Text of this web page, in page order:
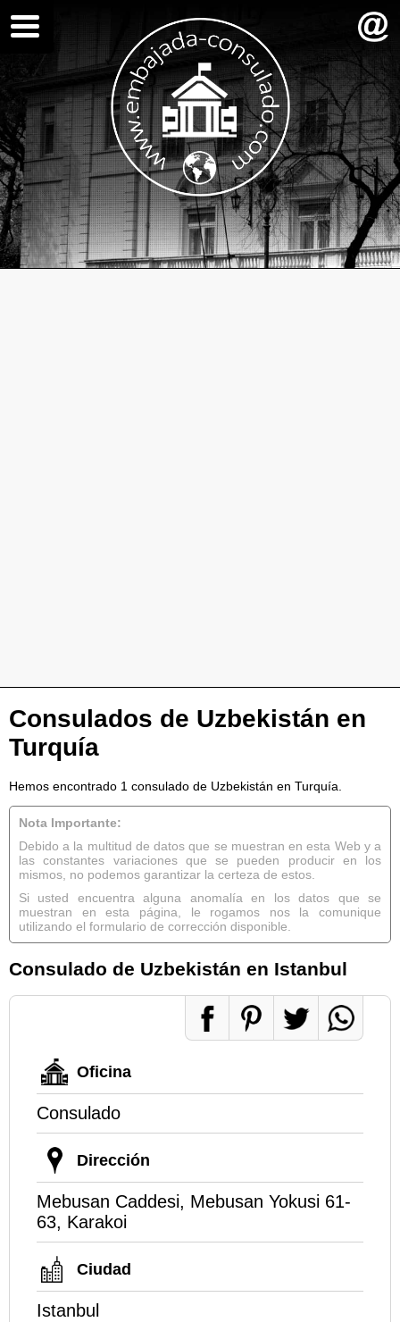
Consulados de Uzbekistán en
Turquía
Hemos encontrado 1 consulado de Uzbekistán en Turquía.
Nota Importante:
Debido a la multitud de datos que se muestran en esta Web y a
las constantes variaciones que se pueden producir en los
mismos, no podemos garantizar la certeza de estos.
Si usted encuentra alguna anomalía en los datos que se
muestran en esta página, le rogamos nos la comunique
utilizando el formulario de corrección disponible.
Consulado de Uzbekistán en Istanbul
Oficina
Consulado
Dirección
Mebusan Caddesi, Mebusan Yokusi 61-
63, Karakoi
Ciudad
Istanbul